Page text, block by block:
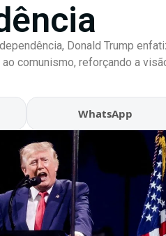
Donald Trump
comunismo, reforçando a
WhatsApp